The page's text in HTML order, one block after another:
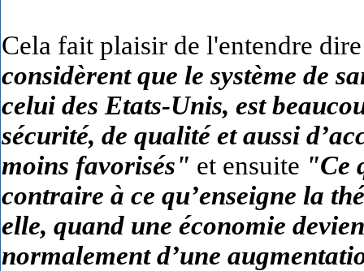
Cela fait plaisir de l'entendre
considèrent que le système de
celui des Etats-Unis, est
sécurité, de qualité et aussi
moins favorisés" et ensuite "Ce
contraire à ce qu’enseigne la
elle, quand une économie
normalement d’une